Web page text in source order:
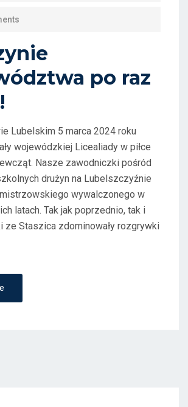
po raz
Lubelskim 5 marca 2024 roku
wojewódzkiej Licealiady w piłce
Nasze zawodniczki pośród
drużyn na Lubelszczyźnie
mistrzowskiego wywalczonego w
latach. Tak jak poprzednio, tak i
ze Staszica zdominowały rozgrywki